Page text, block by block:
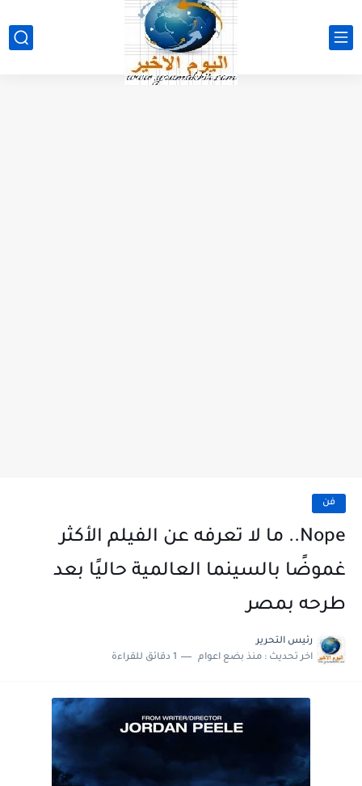
فن
Nope.. ما لا تعرفه عن الفيلم الأكثر
غموضًا بالسينما العالمية حاليًا بعد
طرحه بمصر
رئيس التحرير
اخر تحديث : منذ بضع اعوام 1 دقائق للقراءة